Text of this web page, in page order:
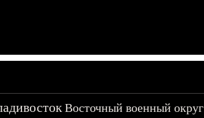
Восточный военный округ